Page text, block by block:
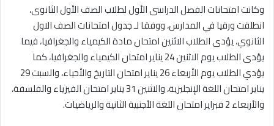
وكانت امتحانات الفصل الدراسى الأول لطلاب الصف الأول الثانوى،
انطلقت ورقيا في المدارس، ووفقا لـ جدول امتحانات الصف الاول
الثانوي، يؤدى الطلاب الاثنين امتحان مادة الكيمياء والجغرافيا، فيما
يؤدى الطلاب يوم الاثنين 24 يناير امتحان الكيمياء والجغرافيا، كما
يؤدي الطلاب يوم الأربعاء 26 يناير امتحان التاريخ والأحياء، والسبت 29
يناير امتحان اللغة الإنجليزية، والاثنين 31 يناير امتحان الفيزياء والفلسفة،
والأربعاء 2 فبراير امتحان اللغة الأجنبية الثانية والرياضيات.